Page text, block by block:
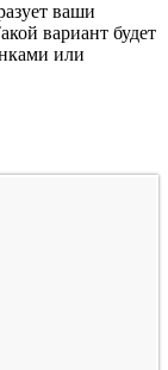
ваши
вариант будет
или